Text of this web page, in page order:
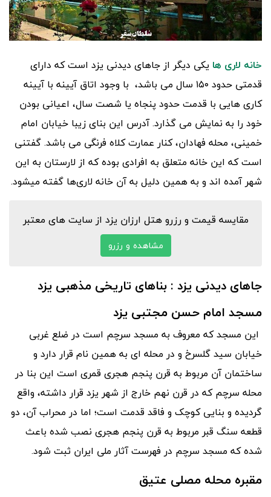
خانه لاری ها یکی دیگر از جاهای دیدنی یزد است که دارای
قدمتی حدود ۱۵۰ سال می باشد، با وجود اتاق آیینه با آیینه
کاری هایی با قدمت حدود پنجاه یا شصت سال، اعیانی بودن
خود را به نمایش می گذارد. آدرس این بنای زیبا خیابان امام
خمینی، محله فهادان، کنار عمارت کلاه فرنگی می باشد. گفتنی
است که این خانه متعلق به افرادی بوده که از لارستان به این
شهر آمده اند و به همین دلیل به آن خانه لاری‌ها گفته میشود.
مقایسه قیمت و رزرو هتل ارزان یزد از سایت های معتبر
مشاهده و رزرو
جاهای دیدنی یزد : بناهای تاریخی مذهبی یزد
مسجد امام حسن مجتبی یزد
این مسجد که معروف به مسجد سرچم است در ضلع غربی
خیابان سید گلسرخ و در محله ای به همین نام قرار دارد و
ساختمان آن مربوط به قرن پنجم هجری قمری است این بنا در
محله سرچم که در قرن نهم خارج از شهر یزد قرار داشته، واقع
گردیده و بنایی کوچک و فاقد قدمت است؛ اما در محراب آن، دو
قطعه سنگ قبر مربوط به قرن پنجم هجری نصب شده باعث
شده که مسجد سرچم در فهرست آثار ملی ایران ثبت شود.
مقبره محله مصلی عتیق